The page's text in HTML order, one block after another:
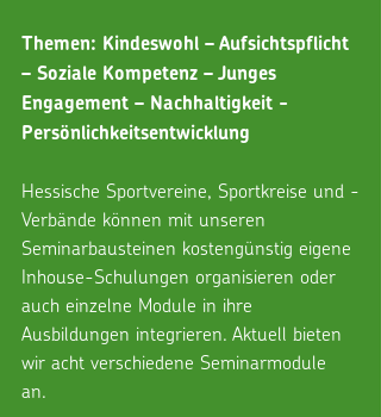
Themen: Kindeswohl – Aufsichtspflicht
– Soziale Kompetenz – Junges
Engagement – Nachhaltigkeit -
Persönlichkeitsentwicklung
Hessische Sportvereine, Sportkreise und -
Verbände können mit unseren
Seminarbausteinen kostengünstig eigene
Inhouse-Schulungen organisieren oder
auch einzelne Module in ihre
Ausbildungen integrieren. Aktuell bieten
wir acht verschiedene Seminarmodule
an.